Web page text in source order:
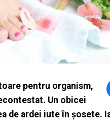
pentru organism,
Un obicei
de ardei iute în șosete.